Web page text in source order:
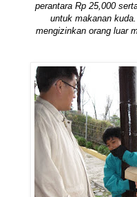
perantara Rp 25,000
untuk makanan
mengizinkan orang luar